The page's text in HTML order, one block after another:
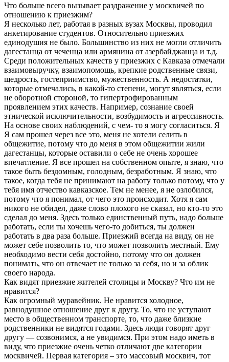
Что больше всего вызывает раздражение у москвичей по
отношению к приезжим?
Я несколько лет, работая в разных вузах Москвы, проводил
анкетирование студентов. Относительно приезжих
единодушия не было. Большинство из них не могли отличить
дагестанца от чеченца или армянина от азербайджанца и т.д.
Среди положительных качеств у приезжих с Кавказа отмечали
взаимовыручку, взаимопомощь, крепкие родственные связи,
щедрость, гостеприимство, мужественность. А недостатки,
которые отмечались, в какой-то степени, могут являться, если
не оборотной стороной, то гипертрофированным
проявлением этих качеств. Например, сознание своей
этнической исключительности, возбудимость и агрессивность.
На основе своих наблюдений, с чем- то я могу согласиться. Я
Я сам прошел через все это, меня не хотели селить в
общежитие, потому что до меня в этом общежитии жили
дагестанцы, которые оставили о себе не очень хорошее
впечатление. Я все прошел на собственном опыте, я знаю, что
такое быть бездомным, голодным, безработным. Я знаю, что
такое, когда тебя не принимают на работу только потому, что у
тебя имя отчество кавказское. Тем не менее, я не озлобился,
потому что я понимал, от чего это происходит. Хотя я сам
никого не обидел, даже слово плохого не сказал, но кто-то это
сделал до меня. Здесь только единственный путь, надо больше
работать, если ты хочешь чего-то добиться, ты должен
работать в два раза больше. Приезжий всегда на виду, он не
может себе позволить то, что может позволить местный. Ему
необходимо вести себя достойно, потому что он должен
понимать, что он отвечает не только за себя, но и за облик
своего народа.
Как видят приезжие жителей столицы и Москву? Что им не
нравится?
Как огромный муравейник. Не нравится холодное,
равнодушное отношение друг к другу. То, что не уступают
место в общественном транспорте, то, что даже близкие
родственники не видятся годами. Здесь люди говорят друг
другу — созвонимся, а не увидимся. При этом надо иметь в
виду, что приезжие очень четко отличают две категории
москвичей. Первая категория – это массовый москвич, тот